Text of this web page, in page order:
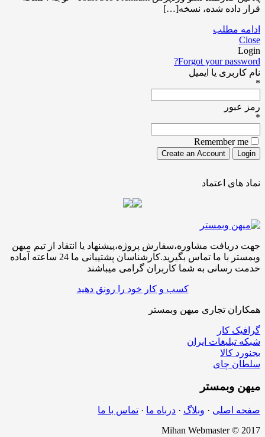
قرار داده شده، نسخه[…]
ادامه مطلب
Close
Login
Forgot your password?
نام کاربری یا ایمیل
*
رمز عبور
*
Remember me
نماد های اعتماد
جهت دریافت مشاوره،سفارش پروژه،پیشنهاد یا انتقاد از تیم میهن
وبمستر با ما تماس بگیرید.کارشناسان پشتیبانی ما 24 ساعته آماده
خدمت رسانی به شما کاربران گرامی میباشند
کسب و کار خود را رونق دهید
همکاران تجاری میهن وبمستر
گرافیک کار
شبکه تبلیغات ایران
بجنورد کالا
سلطان چای
میهن وبمستر
صفحه اصلی · وبلاگ · درباه ما · تماس با ما
Mihan Webmaster © 2017